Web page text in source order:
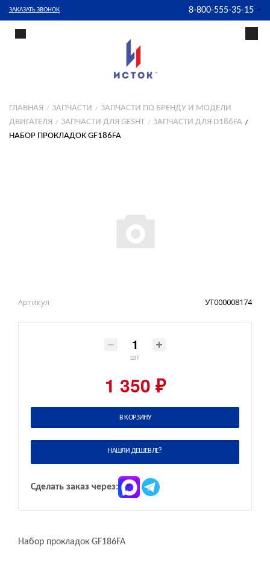
ЗАКАЗАТЬ ЗВОНОК 8-800-555-35-15
ГЛАВНАЯ ЗАПЧАСТИ
ЗАПЧАСТИ ПО БРЕНДУ И МОДЕЛИ
ДВИГАТЕЛЯ
ЗАПЧАСТИ ДЛЯ GESHT
ЗАПЧАСТИ ДЛЯ D186FA
НАБОР ПРОКЛАДОК GF186FA
Артикул УТ000008174
шт
1 350 ₽
В КОРЗИНУ
НАШЛИ ДЕШЕВЛЕ?
Сделать заказ через:
Набор прокладок GF186FA